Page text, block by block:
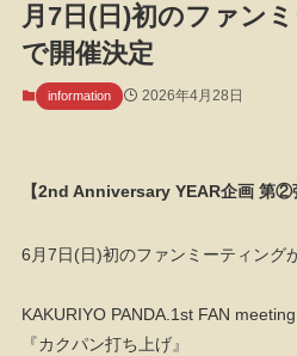
月7日(日)初のファン
で開催決定
information 2026年4月28日
【2nd Anniversary YEAR企画 第②
6月7日(日)初のファンミーティング
KAKURIYO PANDA.1st FAN
『カクパン打ち上げ』